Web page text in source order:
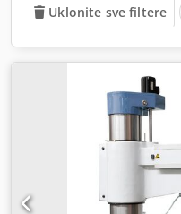
Uklonite sve filtere